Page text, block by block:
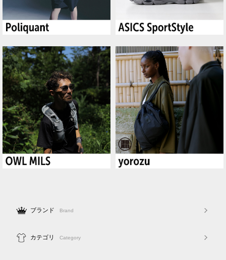
ブランド Brand
カテゴリ Category